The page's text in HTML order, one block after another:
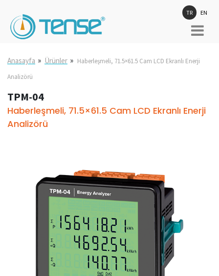
TR EN
Anasayfa » Ürünler » Haberleşmeli, 71.5×61.5 Cam LCD Ekranlı Enerji
Analizörü
TPM-04
Haberleşmeli, 71.5×61.5 Cam LCD Ekranlı Enerji
Analizörü